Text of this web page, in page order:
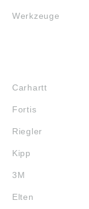
Werkzeuge
Carhartt
Fortis
Riegler
Kipp
3M
Elten